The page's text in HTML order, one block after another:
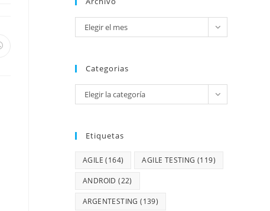
Elegir el mes
Categorias
Elegir la categoría
Etiquetas
AGILE (164) AGILE TESTING (119)
ANDROID (22)
ARGENTESTING (139)